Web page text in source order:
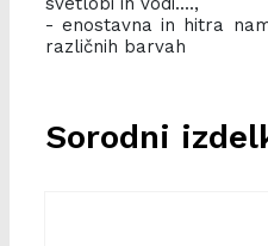
- enostavna in hitra
različnih barvah
Sorodni